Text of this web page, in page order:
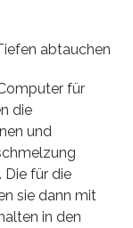
abtauchen
für
die
und
Die für die
sie dann mit
in den